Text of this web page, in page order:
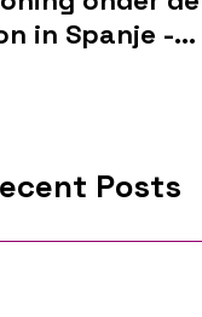
in Spanje -
Posts